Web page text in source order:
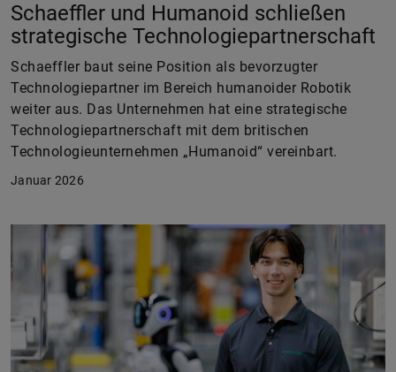
Schaeffler und Humanoid schließen
strategische Technologiepartnerschaft
Schaeffler baut seine Position als bevorzugter
Technologiepartner im Bereich humanoider Robotik
weiter aus. Das Unternehmen hat eine strategische
Technologiepartnerschaft mit dem britischen
Technologieunternehmen „Humanoid“ vereinbart.
Januar 2026